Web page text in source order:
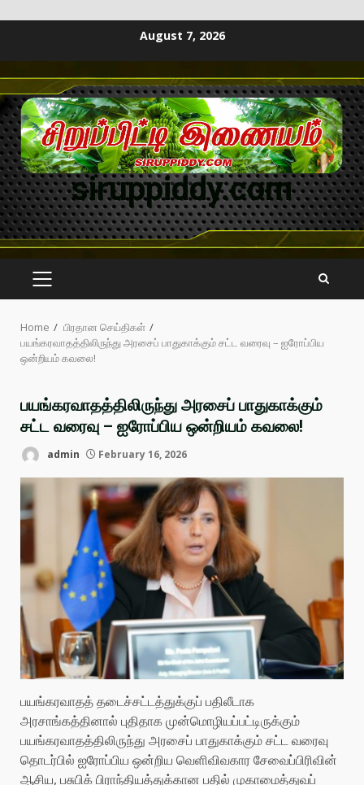
August 7, 2026
siruppiddy.com
Home
பிரதான செய்திகள்
பயங்கரவாதத்திலிருந்து அரசைப் பாதுகாக்கும் சட்ட வரைவு – ஐரோப்பிய
ஒன்றியம் கவலை!
பயங்கரவாதத்திலிருந்து அரசைப் பாதுகாக்கும்
சட்ட வரைவு – ஐரோப்பிய ஒன்றியம் கவலை!
admin February 16, 2026
பயங்கரவாதத் தடைச்சட்டத்துக்குப் பதிலீடாக
அரசாங்கத்தினால் புதிதாக முன்மொழியப்பட்டிருக்கும்
பயங்கரவாதத்திலிருந்து அரசைப் பாதுகாக்கும் சட்ட வரைவு
தொடர்பில் ஐரோப்பிய ஒன்றிய வெளிவிவகார சேவைப்பிரிவின்
ஆசிய, பசுபிக் பிராந்தியத்துக்கான பதில் முகாமைத்துவப்